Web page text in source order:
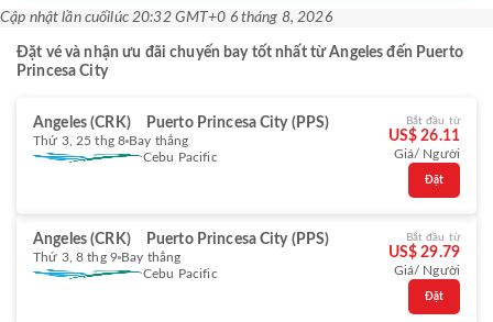
Cập nhật lần cuốilúc 20:32 GMT+0 6 tháng 8, 2026
Đặt vé và nhận ưu đãi chuyến bay tốt nhất từ Angeles đến Puerto
Princesa City
Angeles (CRK) Puerto Princesa City (PPS)
Thứ 3, 25 thg 8 Bay thẳng
Cebu Pacific
Bắt đầu từ
US$ 26.11
Giá/ Người
Đặt
Angeles (CRK) Puerto Princesa City (PPS)
Thứ 3, 8 thg 9 Bay thẳng
Cebu Pacific
Bắt đầu từ
US$ 29.79
Giá/ Người
Đặt